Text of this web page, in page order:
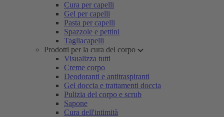
Cura per capelli
Gel per capelli
Pasta per capelli
Spazzole e pettini
Tagliacapelli
Prodotti per la cura del corpo
Visualizza tutti
Creme corpo
Deodoranti e antitraspiranti
Gel doccia e trattamenti doccia
Pulizia del corpo e scrub
Sapone
Cura dell'intimità